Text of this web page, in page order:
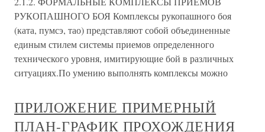
РУКОПАШНОГО БОЯ Комплексы рукопашного боя
(ката, пумсэ, тао) представляют собой объединенные
единым стилем системы приемов определенного
технического уровня, имитирующие бой в различных
ситуациях.По умению выполнять комплексы можно
ПРИЛОЖЕНИЕ ПРИМЕРНЫЙ
ПЛАН-ГРАФИК ПРОХОЖДЕНИЯ